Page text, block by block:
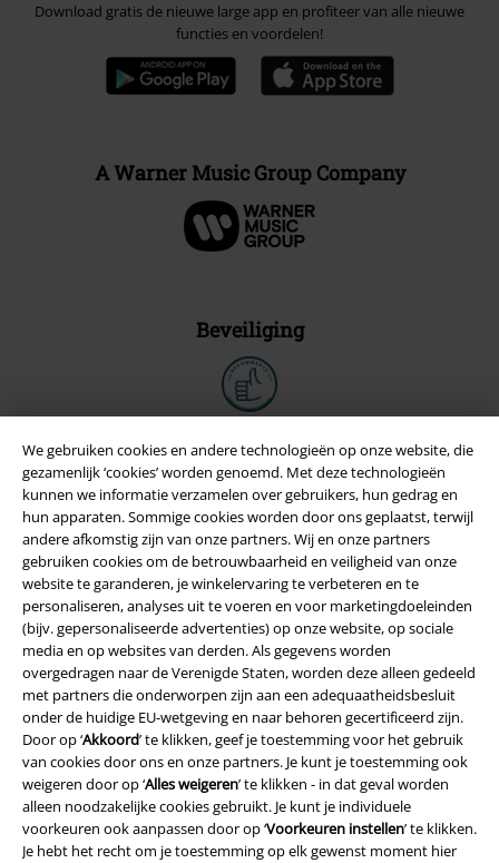
We gebruiken cookies en andere technologieën op onze website, die
gezamenlijk ‘cookies’ worden genoemd. Met deze technologieën
kunnen we informatie verzamelen over gebruikers, hun gedrag en
hun apparaten. Sommige cookies worden door ons geplaatst, terwijl
andere afkomstig zijn van onze partners. Wij en onze partners
gebruiken cookies om de betrouwbaarheid en veiligheid van onze
website te garanderen, je winkelervaring te verbeteren en te
personaliseren, analyses uit te voeren en voor marketingdoeleinden
(bijv. gepersonaliseerde advertenties) op onze website, op sociale
media en op websites van derden. Als gegevens worden
overgedragen naar de Verenigde Staten, worden deze alleen gedeeld
met partners die onderworpen zijn aan een adequaatheidsbesluit
onder de huidige EU-wetgeving en naar behoren gecertificeerd zijn.
Door op ‘Akkoord’ te klikken, geef je toestemming voor het gebruik
van cookies door ons en onze partners. Je kunt je toestemming ook
weigeren door op ‘Alles weigeren’ te klikken - in dat geval worden
alleen noodzakelijke cookies gebruikt. Je kunt je individuele
voorkeuren ook aanpassen door op ‘Voorkeuren instellen’ te klikken.
Je hebt het recht om je toestemming op elk gewenst moment hier
Download gratis de nieuwe large app en profiteer van alle nieuwe
functies en voordelen!
A Warner Music Group Company
Beveiliging
Legal
Algemene Voorwaarden
Bedrijfsgegevens
Privacyverklaring
Verklaring van conformiteit